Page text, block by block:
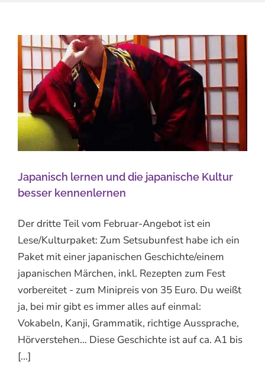
Japanisch lernen und die japanische Kultur
besser kennenlernen
Der dritte Teil vom Februar-Angebot ist ein
Lese/Kulturpaket: Zum Setsubunfest habe ich ein
Paket mit einer japanischen Geschichte/einem
japanischen Märchen, inkl. Rezepten zum Fest
vorbereitet - zum Minipreis von 35 Euro. Du weißt
ja, bei mir gibt es immer alles auf einmal:
Vokabeln, Kanji, Grammatik, richtige Aussprache,
Hörverstehen... Diese Geschichte ist auf ca. A1 bis
[...]